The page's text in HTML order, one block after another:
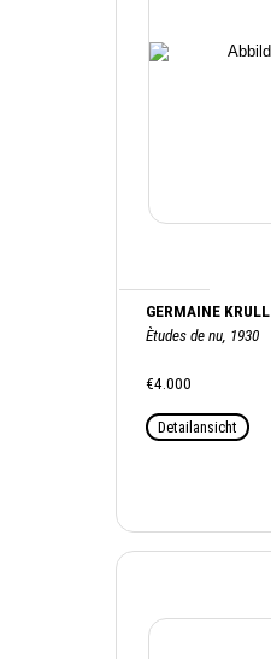
GERMAINE KRULL
Ètudes de nu, 1930
€4.000
Detailansicht